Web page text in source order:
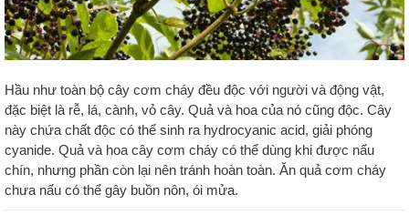
Hầu như toàn bộ cây cơm cháy đều độc với người và động vật,
đặc biệt là rễ, lá, cành, vỏ cây. Quả và hoa của nó cũng độc. Cây
này chứa chất độc có thể sinh ra hydrocyanic acid, giải phóng
cyanide. Quả và hoa cây cơm cháy có thể dùng khi được nấu
chín, nhưng phần còn lại nên tránh hoàn toàn. Ăn quả cơm cháy
chưa nấu có thể gây buồn nôn, ói mửa.